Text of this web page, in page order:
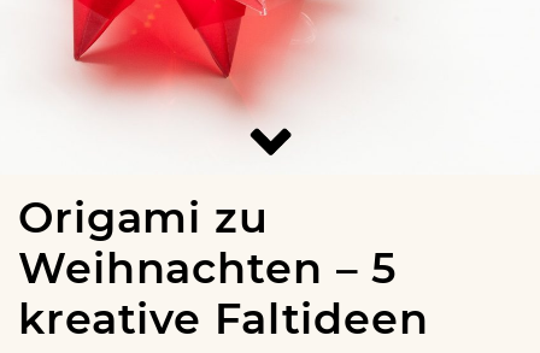
Origami zu
Weihnachten – 5
kreative Faltideen